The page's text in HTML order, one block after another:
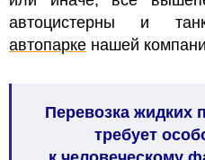
автоцистерны и
автопарке нашей
Перевозка жидких
требует